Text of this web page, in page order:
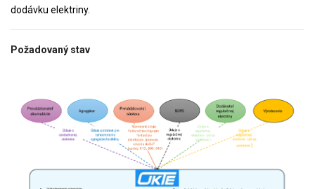
dodávku elektriny.
Požadovaný stav